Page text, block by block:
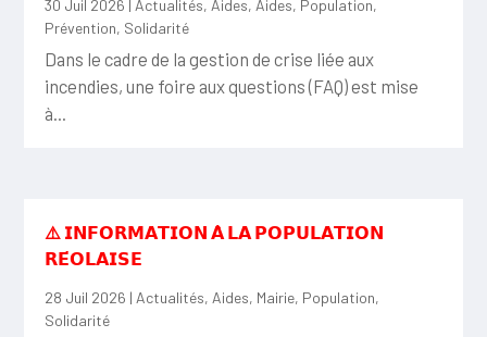
30 Juil 2026 Actualités, Aides, Aides, Population,
Prévention, Solidarité
Dans le cadre de la gestion de crise liée aux
incendies, une foire aux questions (FAQ) est mise
à...
⚠️ 𝗜𝗡𝗙𝗢𝗥𝗠𝗔𝗧𝗜𝗢𝗡 𝗔̀ 𝗟𝗔 𝗣𝗢𝗣𝗨𝗟𝗔𝗧𝗜𝗢𝗡
𝗥𝗘́𝗢𝗟𝗔𝗜𝗦𝗘
28 Juil 2026 | Actualités, Aides, Mairie, Population,
Solidarité